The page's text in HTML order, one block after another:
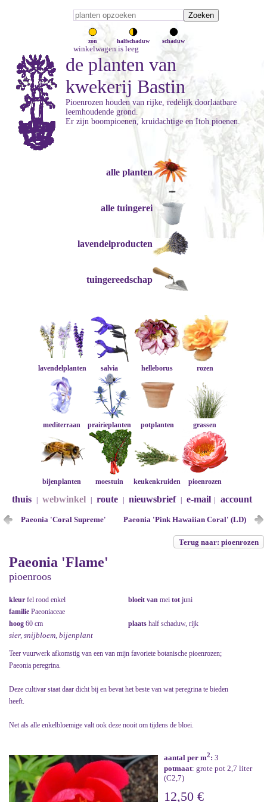
zon halfschaduw schaduw
winkelwagen is leeg
de planten van
kwekerij Bastin
Pioenrozen houden van rijke, redelijk doorlaatbare
leemhoudende grond.
Er zijn boompioenen, kruidachtige en Itoh pioenen.
alle planten
alle tuingerei
lavendelproducten
tuingereedschap
lavendelplanten salvia helleborus rozen
mediterraan prairieplanten potplanten grassen
bijenplanten moestuin keukenkruiden pioenrozen
thuis webwinkel route nieuwsbrief e-mail account
Paeonia 'Coral Supreme' Paeonia 'Pink Hawaiian Coral' (LD)
Terug naar: pioenrozen
Paeonia 'Flame'
pioenroos
kleur fel rood enkel bloeit van mei tot juni
familie Paeoniaceae
hoog 60 cm plaats half schaduw, rijk
sier, snijbloem, bijenplant
Teer vuurwerk afkomstig van een van mijn favoriete botanische pioenrozen;
Paeonia peregrina.
Deze cultivar staat daar dicht bij en bevat het beste van wat peregrina te bieden
heeft.
Net als alle enkelbloemige valt ook deze nooit om tijdens de bloei.
aantal per m2: 3
potmaat: grote pot 2,7 liter
(C2,7)
12,50 €